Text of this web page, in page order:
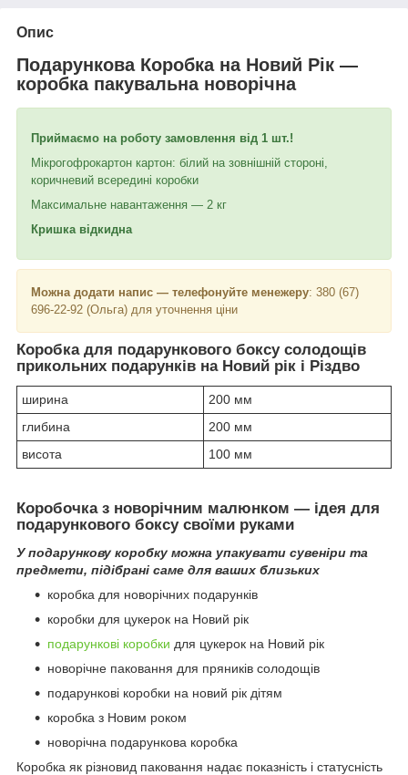
Опис
Подарункова Коробка на Новий Рік —
коробка пакувальна новорічна
Приймаємо на роботу замовлення від 1 шт.!
Мікрогофрокартон картон: білий на зовнішній стороні,
коричневий всередині коробки
Максимальне навантаження — 2 кг
Кришка відкидна
Можна додати напис — телефонуйте менежеру: 380 (67)
696-22-92 (Ольга) для уточнення ціни
Коробка для подарункового боксу солодощів
прикольних подарунків на Новий рік і Різдво
ширина
200 мм
глибина
200 мм
висота
100 мм
Коробочка з новорічним малюнком — ідея для
подарункового боксу своїми руками
У подарункову коробку можна упакувати сувеніри та
предмети, підібрані саме для ваших близьких
коробка для новорічних подарунків
коробки для цукерок на Новий рік
подарункові коробки для цукерок на Новий рік
новорічне паковання для пряників солодощів
подарункові коробки на новий рік дітям
коробка з Новим роком
новорічна подарункова коробка
Коробка як різновид паковання надає показність і статусність